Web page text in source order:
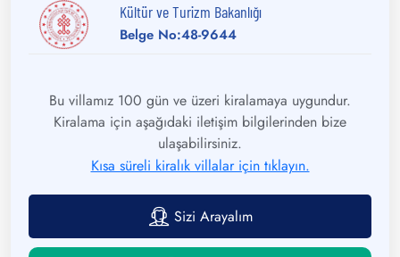
Kültür ve Turizm Bakanlığı
Belge No:48-9644
Bu villamız 100 gün ve üzeri kiralamaya uygundur.
Kiralama için aşağıdaki iletişim bilgilerinden bize
ulaşabilirsiniz.
Kısa süreli kiralık villalar için tıklayın.
Sizi Arayalım